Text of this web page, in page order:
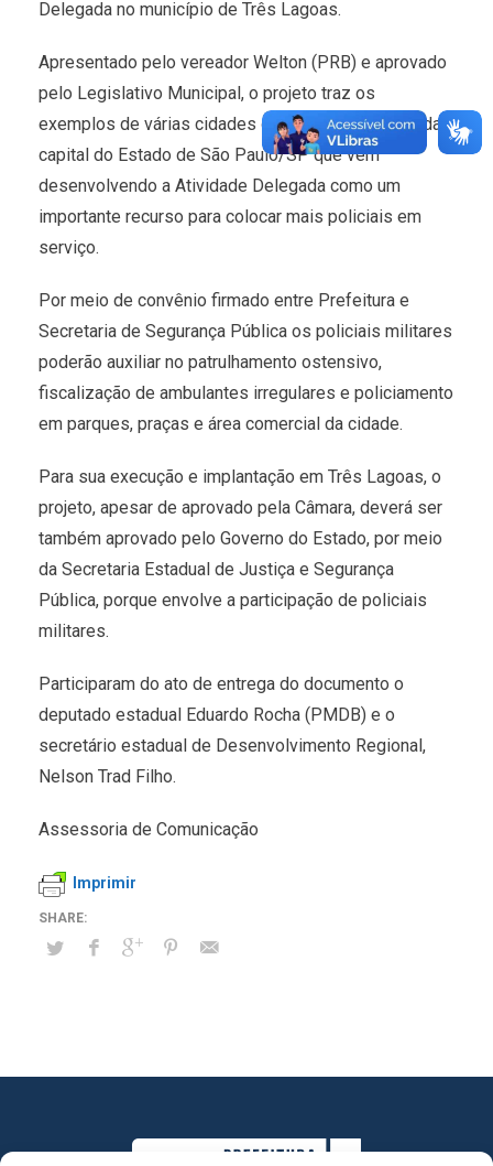
Delegada no município de Três Lagoas.
Apresentado pelo vereador Welton (PRB) e aprovado
pelo Legislativo Municipal, o projeto traz os
exemplos de várias cidades do interior paulista e da
capital do Estado de São Paulo/SP que vem
desenvolvendo a Atividade Delegada como um
importante recurso para colocar mais policiais em
serviço.
Por meio de convênio firmado entre Prefeitura e
Secretaria de Segurança Pública os policiais militares
poderão auxiliar no patrulhamento ostensivo,
fiscalização de ambulantes irregulares e policiamento
em parques, praças e área comercial da cidade.
Para sua execução e implantação em Três Lagoas, o
projeto, apesar de aprovado pela Câmara, deverá ser
também aprovado pelo Governo do Estado, por meio
da Secretaria Estadual de Justiça e Segurança
Pública, porque envolve a participação de policiais
militares.
Participaram do ato de entrega do documento o
deputado estadual Eduardo Rocha (PMDB) e o
secretário estadual de Desenvolvimento Regional,
Nelson Trad Filho.
Assessoria de Comunicação
Imprimir